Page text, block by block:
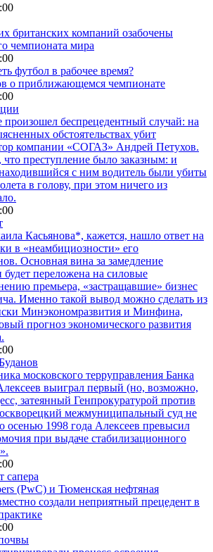
британских компаний озабочены
чемпионата мира
футбол в рабочее время?
о приближающемся чемпионате
беспрецедентный случай: на
обстоятельствах убит
компании «СОГАЗ» Андрей Петухов.
что преступление было заказным: и
с ним водитель были убиты
в голову, при этом ничего из
Касьянова*, кажется, нашло ответ на
в «неамбициозности» его
Основная вина за замедление
будет переложена на силовые
премьера, «застращавшие» бизнес
Именно такой вывод можно сделать из
Минэкономразвития и Минфина,
прогноз экономического развития
московского терруправления Банка
выиграл первый (но, возможно,
затеянный Генпрокуратурой против
межмуниципальный суд не
осенью 1998 года Алексеев превысил
при выдаче стабилизационного
сапера
(PwC) и Тюменская нефтяная
создали неприятный прецедент в